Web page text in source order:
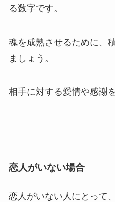
る数字です。
魂を成熟させるために、
ましょう。
相手に対する愛情や感謝
恋人がいない場合
恋人がいない人にとって